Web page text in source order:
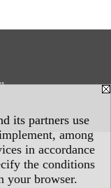
its partners use
among
in accordance
the conditions
your browser.